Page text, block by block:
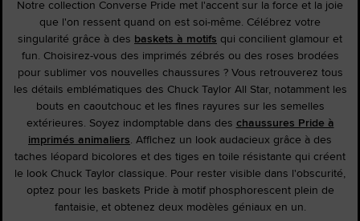
Notre collection Converse Pride met l'accent sur la force et la joie
que l'on ressent quand on est soi-même. Célébrez votre
singularité grâce à des baskets à motifs qui concilient glamour et
fun. Choisirez-vous des imprimés zébrés ou des roses brodées
pour sublimer vos nouvelles chaussures ? Vous retrouverez tous
les détails emblématiques des Chuck Taylor All Star, notamment les
bouts en caoutchouc et les fines rayures sur les semelles
extérieures. Soyez indomptable dans des chaussures Pride à
imprimés animaliers. Affichez un look audacieux grâce à des
taches léopard bicolores et des tiges en toile résistante qui créent
le look Chuck Taylor classique. Pour rester visible dans l'obscurité,
optez pour les baskets Pride à motif phosphorescent plein de
fantaisie, et obtenez deux modèles géniaux en un.